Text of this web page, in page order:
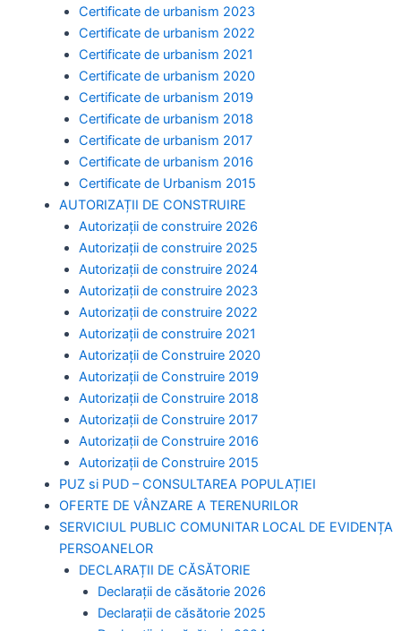
Certificate de urbanism 2023
Certificate de urbanism 2022
Certificate de urbanism 2021
Certificate de urbanism 2020
Certificate de urbanism 2019
Certificate de urbanism 2018
Certificate de urbanism 2017
Certificate de urbanism 2016
Certificate de Urbanism 2015
AUTORIZAȚII DE CONSTRUIRE
Autorizații de construire 2026
Autorizații de construire 2025
Autorizații de construire 2024
Autorizații de construire 2023
Autorizații de construire 2022
Autorizații de construire 2021
Autorizații de Construire 2020
Autorizații de Construire 2019
Autorizaţii de Construire 2018
Autorizaţii de Construire 2017
Autorizaţii de Construire 2016
Autorizaţii de Construire 2015
PUZ si PUD – CONSULTAREA POPULAȚIEI
OFERTE DE VÂNZARE A TERENURILOR
SERVICIUL PUBLIC COMUNITAR LOCAL DE EVIDENȚA
PERSOANELOR
DECLARAȚII DE CĂSĂTORIE
Declarații de căsătorie 2026
Declarații de căsătorie 2025